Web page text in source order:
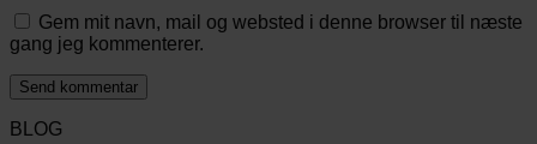
Gem mit navn, mail og websted i denne browser til næste
gang jeg kommenterer.
BLOG